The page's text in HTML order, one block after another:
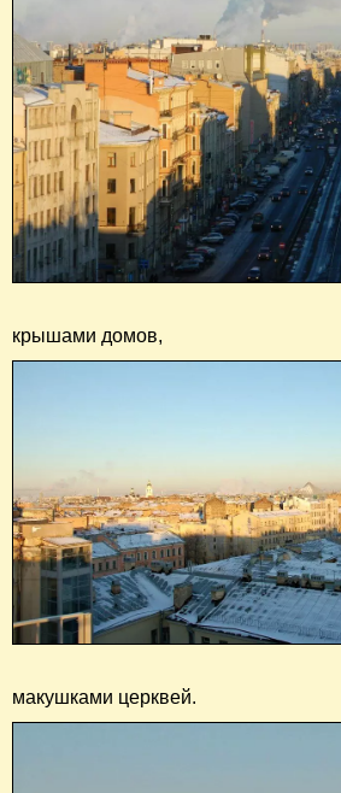
крышами домов,
макушками церквей.